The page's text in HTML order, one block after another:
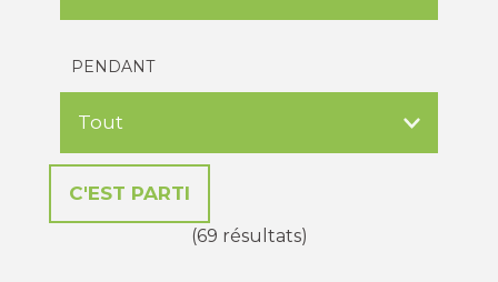
PENDANT
(69 résultats)